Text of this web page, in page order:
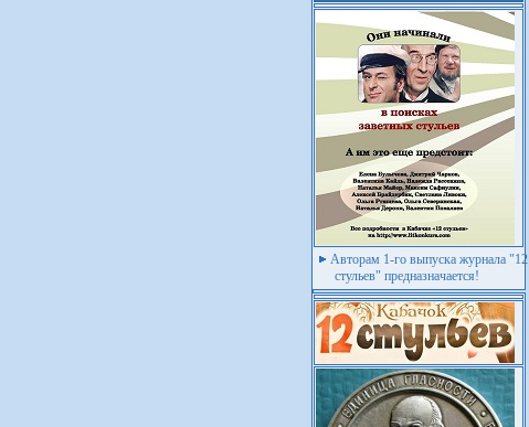
Авторам 1-го выпуска журнала "12
стульев" предназначается!